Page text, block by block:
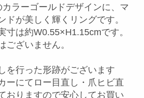
ラーゴールドデザインに、マ
ドが美しく輝くリングです。
寸は約W0.55×H1.15cmです。
ございません。
を行った形跡がございます
ーにてロー目直し・爪ヒビ直
おりますので安心してお買い